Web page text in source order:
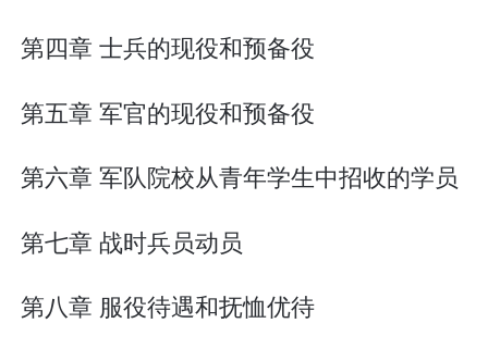
第四章 士兵的现役和预备役
第五章 军官的现役和预备役
第六章 军队院校从青年学生中招收的学员
第七章 战时兵员动员
第八章 服役待遇和抚恤优待